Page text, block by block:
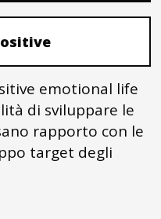
emotional life
di sviluppare le
rapporto con le
target degli